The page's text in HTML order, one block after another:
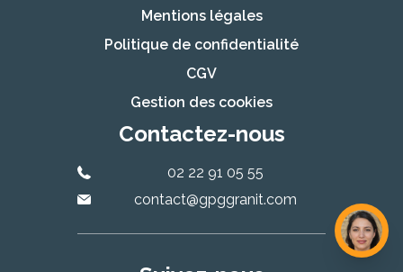
Mentions légales
Politique de confidentialité
CGV
Gestion des cookies
Contactez-nous
02 22 91 05 55
contact@gpggranit.com